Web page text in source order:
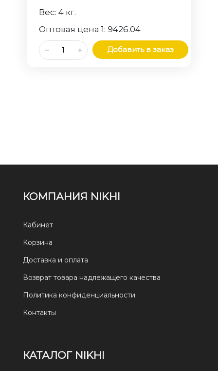
Вес:4 кг.
Оптовая цена 1:9426.04
Добавить в заказ
КОМПАНИЯ NIKHI
Кабинет
Корзина
Доставка и оплата
Возврат товара надлежащего качества
Политика конфиденциальности
Контакты
КАТАЛОГ NIKHI